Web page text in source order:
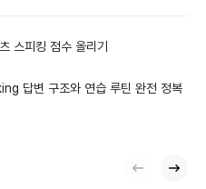
스피킹 점수 올리기
답변 구조와 연습 루틴 완전 정복